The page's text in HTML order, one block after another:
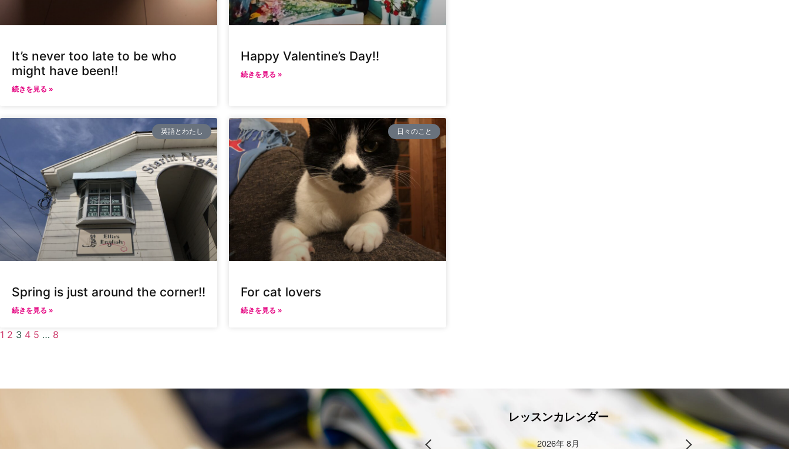
It’s never too late to be who
might have been!!
続きを見る »
Happy Valentine’s Day!!
続きを見る »
英語とわたし
Spring is just around the corner!!
続きを見る »
日々のこと
For cat lovers
続きを見る »
1 2 3 4 5 … 8
レッスンカレンダー
2026年 8月